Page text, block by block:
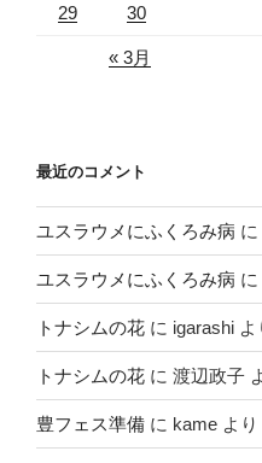
29 30
« 3月
最近のコメント
ユスラウメにふくろみ病 に
ユスラウメにふくろみ病 に
トナシムの花 に igarashi よ
トナシムの花 に 渡辺政子
豊フェス準備 に kame より